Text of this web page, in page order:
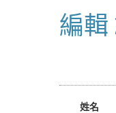
編輯
姓名